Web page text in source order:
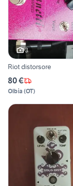
3
Riot distorsore
80 €
Olbia (OT)